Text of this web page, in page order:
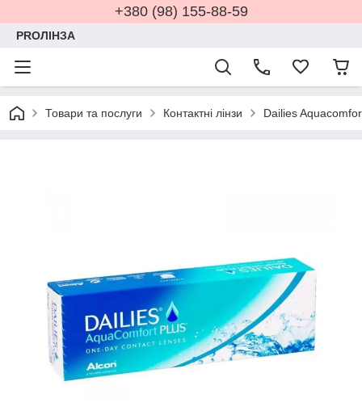
+380 (98) 155-88-59
PROЛІНЗА
Товари та послуги Контактні лінзи Dailies